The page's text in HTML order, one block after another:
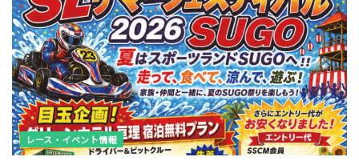
レース・イベント情報